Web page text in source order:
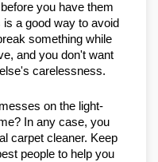
you have them
a good way to avoid
something while
and you don't want
carelessness.
on the light-
In any case, you
carpet cleaner. Keep
people to help you